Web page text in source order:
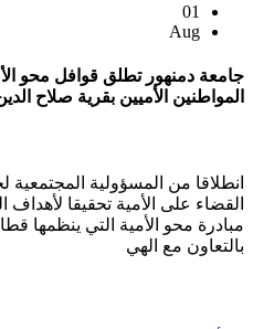
01
Aug
جامعة دمنهور تطلق قوافل محو
المواطنين الأميين بقرية صلاح
انطلاقا من المسؤولية
القضاء على الأمية تحقيقا لأهداف
مبادرة محو الأمية التي ينظمها
بالتعاون مع الهي